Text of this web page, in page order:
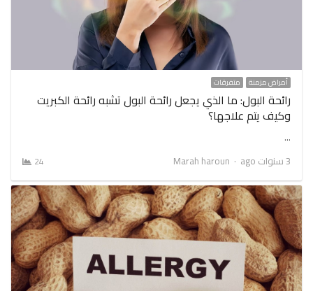
أمراض مزمنة متفرقات
رائحة البول: ما الذي يجعل رائحة البول تشبه رائحة الكبريت
وكيف يتم علاجها؟
…
3 سنوات ago
Author
Marah haroun
24